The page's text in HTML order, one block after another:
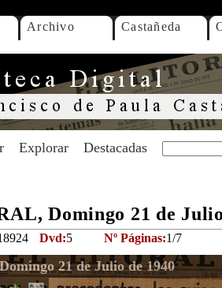
Archivo Castañeda
Explorar Destacadas
Domingo 21 de
Dvd:5 Nº Páginas:1/7
21 de Julio de 1940